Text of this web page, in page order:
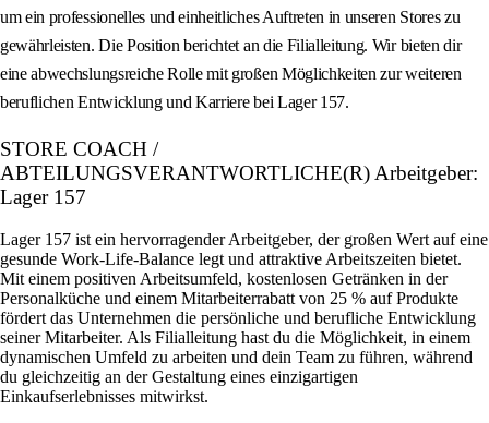
um ein professionelles und einheitliches Auftreten in unseren Stores zu
gewährleisten. Die Position berichtet an die Filialleitung. Wir bieten dir
eine abwechslungsreiche Rolle mit großen Möglichkeiten zur weiteren
beruflichen Entwicklung und Karriere bei Lager 157.
STORE COACH /
ABTEILUNGSVERANTWORTLICHE(R) Arbeitgeber:
Lager 157
Lager 157 ist ein hervorragender Arbeitgeber, der großen Wert auf eine
gesunde Work-Life-Balance legt und attraktive Arbeitszeiten bietet.
Mit einem positiven Arbeitsumfeld, kostenlosen Getränken in der
Personalküche und einem Mitarbeiterrabatt von 25 % auf Produkte
fördert das Unternehmen die persönliche und berufliche Entwicklung
seiner Mitarbeiter. Als Filialleitung hast du die Möglichkeit, in einem
dynamischen Umfeld zu arbeiten und dein Team zu führen, während
du gleichzeitig an der Gestaltung eines einzigartigen
Einkaufserlebnisses mitwirkst.